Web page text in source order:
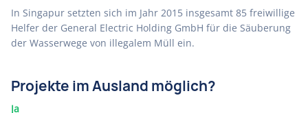
In Singapur setzten sich im Jahr 2015 insgesamt 85 freiwillige
Helfer der General Electric Holding GmbH für die Säuberung
der Wasserwege von illegalem Müll ein.
Projekte im Ausland möglich?
Ja